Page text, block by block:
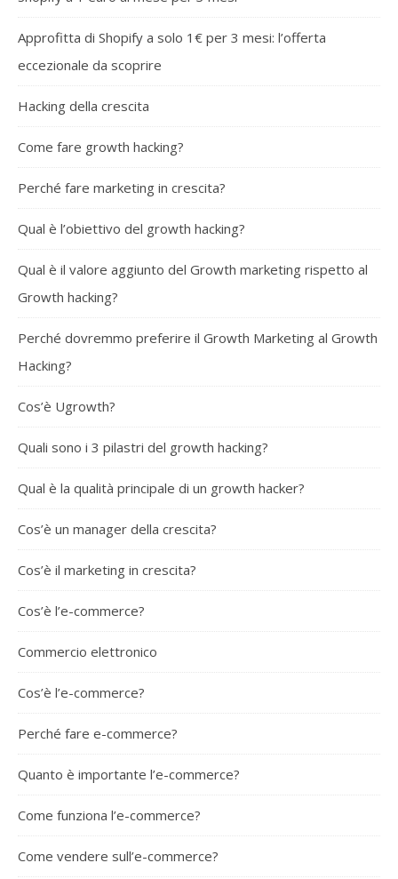
Approfitta di Shopify a solo 1€ per 3 mesi: l’offerta
eccezionale da scoprire
Hacking della crescita
Come fare growth hacking?
Perché fare marketing in crescita?
Qual è l’obiettivo del growth hacking?
Qual è il valore aggiunto del Growth marketing rispetto al
Growth hacking?
Perché dovremmo preferire il Growth Marketing al Growth
Hacking?
Cos’è Ugrowth?
Quali sono i 3 pilastri del growth hacking?
Qual è la qualità principale di un growth hacker?
Cos’è un manager della crescita?
Cos’è il marketing in crescita?
Cos’è l’e-commerce?
Commercio elettronico
Cos’è l’e-commerce?
Perché fare e-commerce?
Quanto è importante l’e-commerce?
Come funziona l’e-commerce?
Come vendere sull’e-commerce?